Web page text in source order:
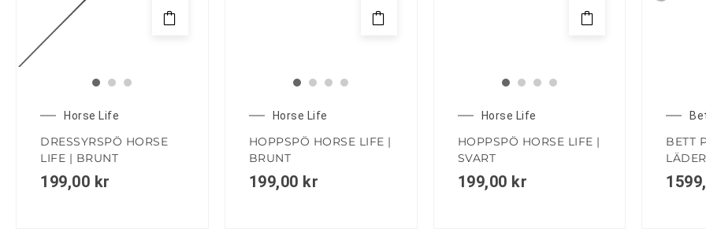
Horse Life
DRESSYRSPÖ HORSE
LIFE | BRUNT
199,00 kr
Horse Life
HOPPSPÖ HORSE LIFE |
BRUNT
199,00 kr
Horse Life
HOPPSPÖ HORSE LIFE |
SVART
199,00 kr
BETT